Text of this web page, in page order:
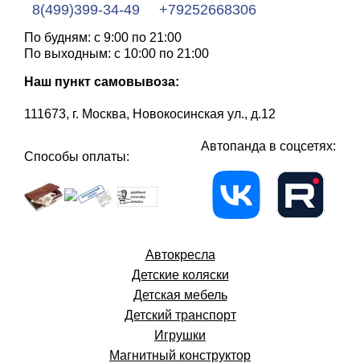
8(499)399-34-49 +79252668306
По будням: с 9:00 по 21:00
По выходным: с 10:00 по 21:00
Наш пункт самовывоза:
111673, г. Москва, Новокосинская ул., д.12
Способы оплаты:
Автопанда в соцсетях:
Автокресла
Детские коляски
Детская мебель
Детский транспорт
Игрушки
Магнитный конструктор